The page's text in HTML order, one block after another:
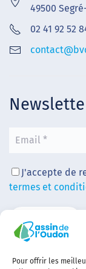
Pour offrir les
49500
02 41 92 52
J'accepte de
termes et